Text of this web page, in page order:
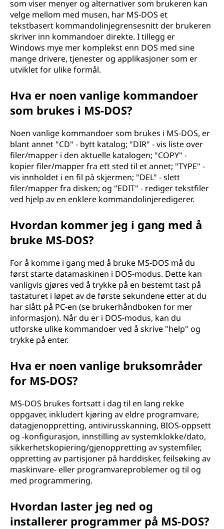
som viser menyer og alternativer som brukeren kan
velge mellom med musen, har MS-DOS et
tekstbasert kommandolinjegrensesnitt der brukeren
skriver inn kommandoer direkte. I tillegg er
Windows mye mer komplekst enn DOS med sine
mange drivere, tjenester og applikasjoner som er
utviklet for ulike formål.
Hva er noen vanlige kommandoer
som brukes i MS-DOS?
Noen vanlige kommandoer som brukes i MS-DOS, er
blant annet "CD" - bytt katalog; "DIR" - vis liste over
filer/mapper i den aktuelle katalogen; "COPY" -
kopier filer/mapper fra ett sted til et annet; "TYPE" -
vis innholdet i en fil på skjermen; "DEL" - slett
filer/mapper fra disken; og "EDIT" - rediger tekstfiler
ved hjelp av en enklere kommandolinjeredigerer.
Hvordan kommer jeg i gang med å
bruke MS-DOS?
For å komme i gang med å bruke MS-DOS må du
først starte datamaskinen i DOS-modus. Dette kan
vanligvis gjøres ved å trykke på en bestemt tast på
tastaturet i løpet av de første sekundene etter at du
har slått på PC-en (se brukerhåndboken for mer
informasjon). Når du er i DOS-modus, kan du
utforske ulike kommandoer ved å skrive "help" og
trykke på enter.
Hva er noen vanlige bruksområder
for MS-DOS?
MS-DOS brukes fortsatt i dag til en lang rekke
oppgaver, inkludert kjøring av eldre programvare,
datagjenoppretting, antivirusskanning, BIOS-oppsett
og -konfigurasjon, innstilling av systemklokke/dato,
sikkerhetskopiering/gjenoppretting av systemfiler,
oppretting av partisjoner på harddisker, feilsøking av
maskinvare- eller programvareproblemer og til og
med programmering.
Hvordan laster jeg ned og
installerer programmer på MS-DOS?